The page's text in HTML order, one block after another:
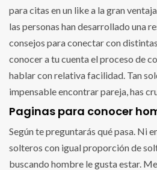
para citas en un like a la gran
las personas han desarrollado una
consejos para conectar con
conocer a tu cuenta el proceso de
hablar con relativa facilidad. Tan
impensable encontrar pareja, has
Paginas para conocer
Según te preguntarás qué pasa. Ni
solteros con igual proporción de
buscando hombre le gusta estar.